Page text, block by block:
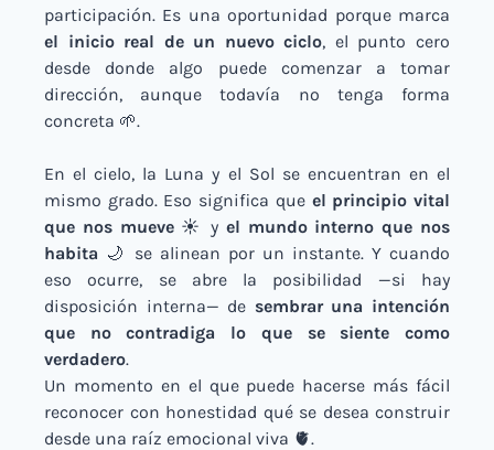
el inicio real de un nuevo ciclo, el punto cero
desde donde algo puede comenzar a tomar
dirección, aunque todavía no tenga forma
concreta 🌱.
En el cielo, la Luna y el Sol se encuentran en el
mismo grado. Eso significa que el principio vital
que nos mueve ☀️ y el mundo interno que nos
habita 🌙
se alinean por un instante. Y cuando
eso ocurre, se abre la posibilidad —si hay
disposición interna— de sembrar una intención
que no contradiga lo que se siente como
verdadero.
Un momento en el que puede hacerse más fácil
reconocer con honestidad qué se desea construir
desde una raíz emocional viva 🫀.